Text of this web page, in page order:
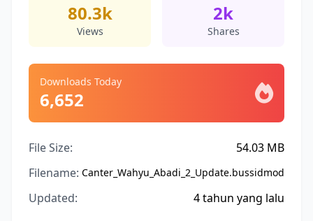
80.3k
Views
2k
Shares
Downloads Today
6,652
File Size:
54.03 MB
Filename: Canter_Wahyu_Abadi_2_Update.bussidmod
Updated: 4 tahun yang lalu